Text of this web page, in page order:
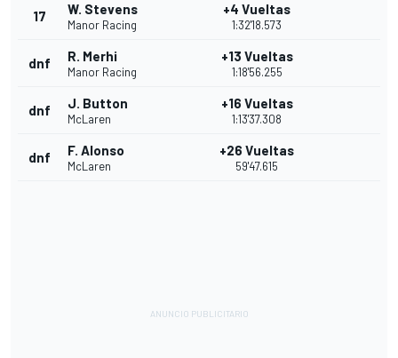
17 W. Stevens
Manor Racing
+4 Vueltas
1:32'18.573
dnf R. Merhi
Manor Racing
+13 Vueltas
1:18'56.255
dnf J. Button
McLaren
+16 Vueltas
1:13'37.308
dnf F. Alonso
McLaren
+26 Vueltas
59'47.615